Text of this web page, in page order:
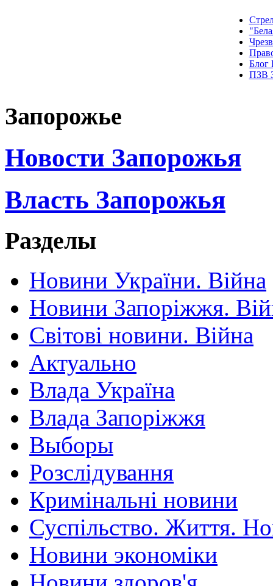
Блог
ПЗВ
Запорожье
Новости Запорожья
Власть Запорожья
Разделы
Новини України. Війна
Новини Запоріжжя.
Світові новини. Війна
Актуально
Влада Україна
Влада Запоріжжя
Выборы
Розслідування
Кримінальні новини
Суспільство. Життя.
Новини экономіки